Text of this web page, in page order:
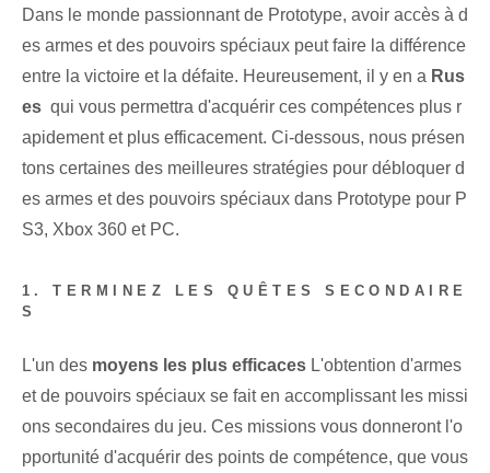
Dans le monde passionnant de Prototype, avoir accès à d
es armes et des pouvoirs spéciaux peut faire la différence
entre la victoire et la défaite. Heureusement, il y en a Rus
es ⁤ qui vous permettra d'acquérir ces compétences plus r
apidement et plus efficacement. Ci-dessous, nous présen
tons certaines des meilleures stratégies pour débloquer d
es armes et des pouvoirs spéciaux dans Prototype pour P
S3, Xbox 360 et PC.
1. TERMINEZ LES QUÊTES SECONDAIRE
S
L'un des moyens les plus efficaces L'obtention d'armes
et de pouvoirs spéciaux se fait en accomplissant les missi
ons secondaires du jeu. Ces missions vous donneront l'o
pportunité d'acquérir des points de compétence, que vous